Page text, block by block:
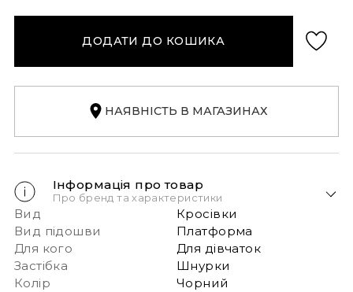
ДОДАТИ ДО КОШИКА
НАЯВНІСТЬ В МАГАЗИНАХ
Інформація про товар
Про бренд та характеристики
Вид
Кросівки
Вид підошви
Платформа
Для кого
Для дівчаток
Застібка
Шнурки
Колір
Чорний